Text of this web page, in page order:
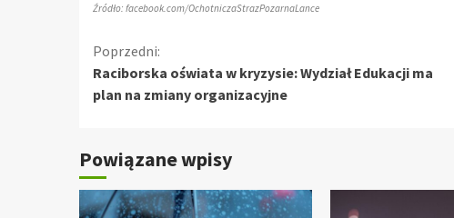
Źródło: facebook.com/OchotniczaStrazPozarnaLance
Kontynuuj
czytanie
Poprzedni:
Raciborska oświata w kryzysie: Wydział Edukacji ma
plan na zmiany organizacyjne
Powiązane wpisy